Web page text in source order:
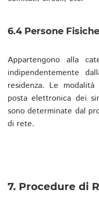
6.4 Persone Fisiche
Appartengono alla
indipendentemente
residenza. Le
posta elettronica dei
sono determinate dal
di rete.
7. Procedure di